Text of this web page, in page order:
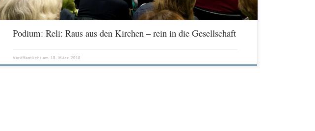
Podium: Reli: Raus aus den Kirchen – rein in die Gesellschaft
Veröffentlicht am 18. März 2018